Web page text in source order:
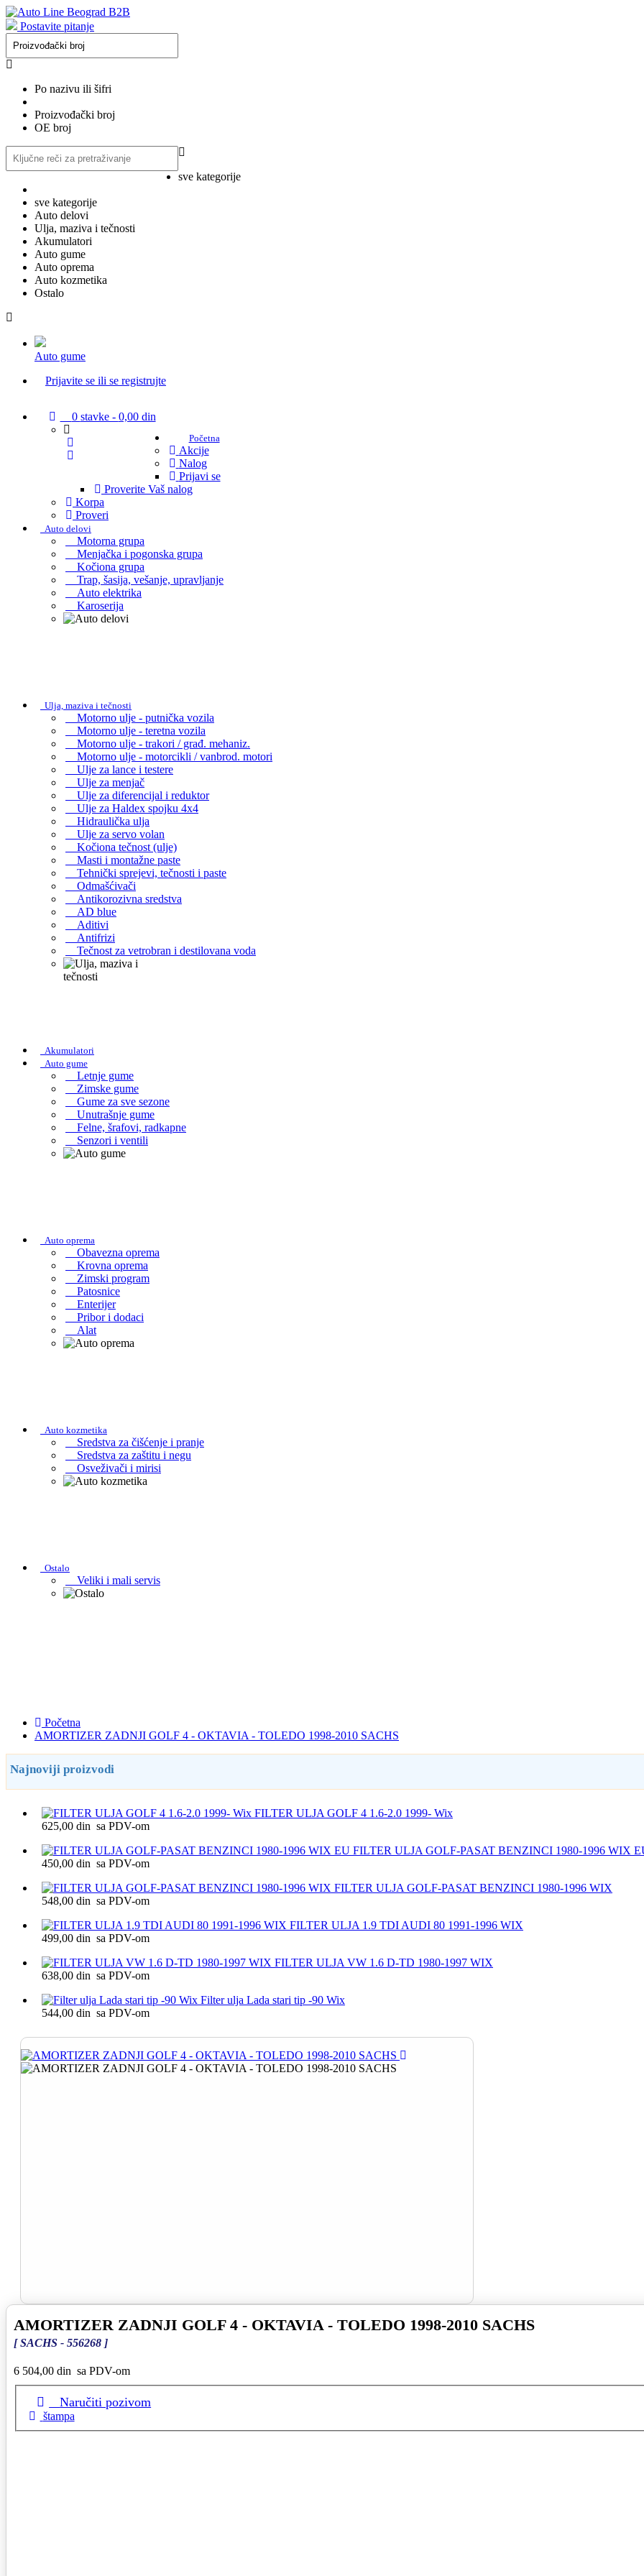
Postavite pitanje
Po nazivu ili šifri
Proizvođački broj
OE broj
sve kategorije
sve kategorije
Auto delovi
Ulja, maziva i tečnosti
Akumulatori
Auto gume
Auto oprema
Auto kozmetika
Ostalo
Auto gume
Prijavite se ili se registrujte
0 stavke - 0,00 din
Početna
Akcije
Nalog
Prijavi se
Proverite Vaš nalog
Korpa
Proveri
Auto delovi
Motorna grupa
Menjačka i pogonska grupa
Kočiona grupa
Trap, šasija, vešanje, upravljanje
Auto elektrika
Karoserija
Ulja, maziva i tečnosti
Motorno ulje - putnička vozila
Motorno ulje - teretna vozila
Motorno ulje - trakori / građ. mehaniz.
Motorno ulje - motorcikli / vanbrod. motori
Ulje za lance i testere
Ulje za menjač
Ulje za diferencijal i reduktor
Ulje za Haldex spojku 4x4
Hidraulička ulja
Ulje za servo volan
Kočiona tečnost (ulje)
Masti i montažne paste
Tehnički sprejevi, tečnosti i paste
Odmašćivači
Antikorozivna sredstva
AD blue
Aditivi
Antifrizi
Tečnost za vetrobran i destilovana voda
Akumulatori
Auto gume
Letnje gume
Zimske gume
Gume za sve sezone
Unutrašnje gume
Felne, šrafovi, radkapne
Senzori i ventili
Auto oprema
Obavezna oprema
Krovna oprema
Zimski program
Patosnice
Enterijer
Pribor i dodaci
Alat
Auto kozmetika
Sredstva za čišćenje i pranje
Sredstva za zaštitu i negu
Osveživači i mirisi
Ostalo
Veliki i mali servis
Početna
AMORTIZER ZADNJI GOLF 4 - OKTAVIA - TOLEDO 1998-2010 SACHS
Najnoviji proizvodi
FILTER ULJA GOLF 4 1.6-2.0 1999- Wix
625,00 din sa PDV-om
FILTER ULJA GOLF-PASAT BENZINCI 1980-1996 WIX
450,00 din sa PDV-om
FILTER ULJA GOLF-PASAT BENZINCI 1980-1996 WIX
548,00 din sa PDV-om
FILTER ULJA 1.9 TDI AUDI 80 1991-1996 WIX
499,00 din sa PDV-om
FILTER ULJA VW 1.6 D-TD 1980-1997 WIX
638,00 din sa PDV-om
Filter ulja Lada stari tip -90 Wix
544,00 din sa PDV-om
AMORTIZER ZADNJI GOLF 4 - OKTAVIA - TOLEDO 1998-2010 SACHS
[ SACHS - 556268 ]
6 504,00 din sa PDV-om
Naručiti pozivom
štampa